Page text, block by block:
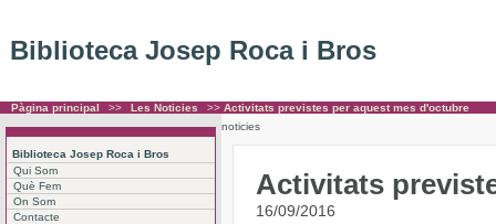
Biblioteca Josep Roca i Bros
Pàgina principal >> Les Noticies >> Activitats previstes per aquest mes d'octubre
Biblioteca Josep Roca i Bros
Qui Som
Què Fem
On Som
Contacte
noticies
Activitats
16/09/2016